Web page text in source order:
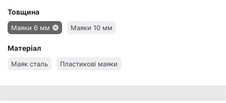
Товщина
Маяки 6 мм Маяки 10 мм
Матеріал
Маяк сталь Пластикові маяки